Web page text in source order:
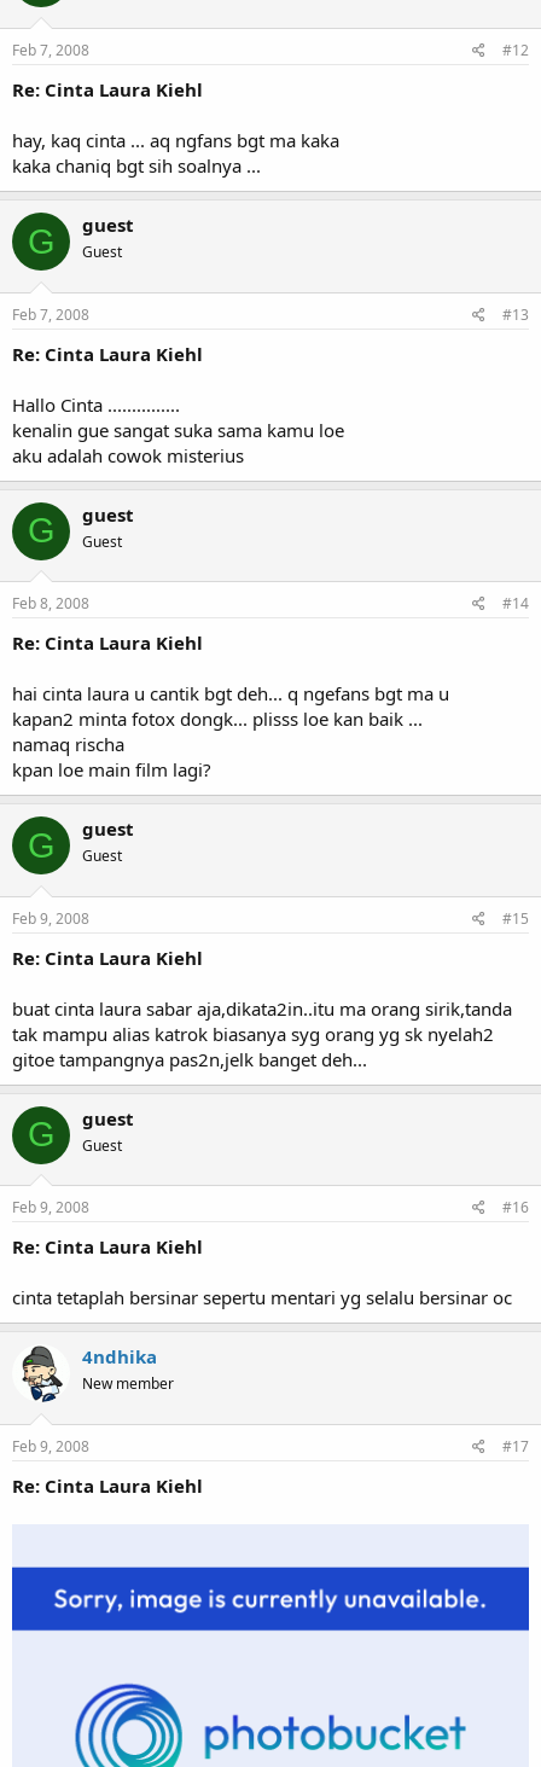
Feb 7, 2008 #12
Re: Cinta Laura Kiehl
hay, kaq cinta ... aq ngfans bgt ma kaka
kaka chaniq bgt sih soalnya ...
G guest
Guest
Feb 7, 2008 #13
Re: Cinta Laura Kiehl
Hallo Cinta ...............
kenalin gue sangat suka sama kamu loe
aku adalah cowok misterius
G guest
Guest
Feb 8, 2008 #14
Re: Cinta Laura Kiehl
hai cinta laura u cantik bgt deh... q ngefans bgt ma u
kapan2 minta fotox dongk... plisss loe kan baik ...
namaq rischa
kpan loe main film lagi?
G guest
Guest
Feb 9, 2008 #15
Re: Cinta Laura Kiehl
buat cinta laura sabar aja,dikata2in..itu ma orang sirik,tanda
tak mampu alias katrok biasanya syg orang yg sk nyelah2
gitoe tampangnya pas2n,jelk banget deh...
G guest
Guest
Feb 9, 2008 #16
Re: Cinta Laura Kiehl
cinta tetaplah bersinar sepertu mentari yg selalu bersinar oc
4ndhika
New member
Feb 9, 2008 #17
Re: Cinta Laura Kiehl